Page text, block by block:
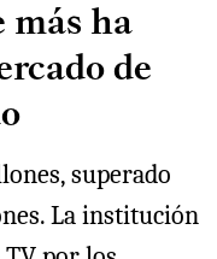
más ha
de
superado
La institución